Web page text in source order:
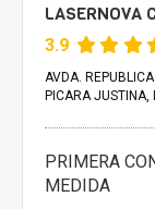
LASERNOVA
3.9
AVDA.
PICARA JUSTINA,
PRIMERA
MEDIDA